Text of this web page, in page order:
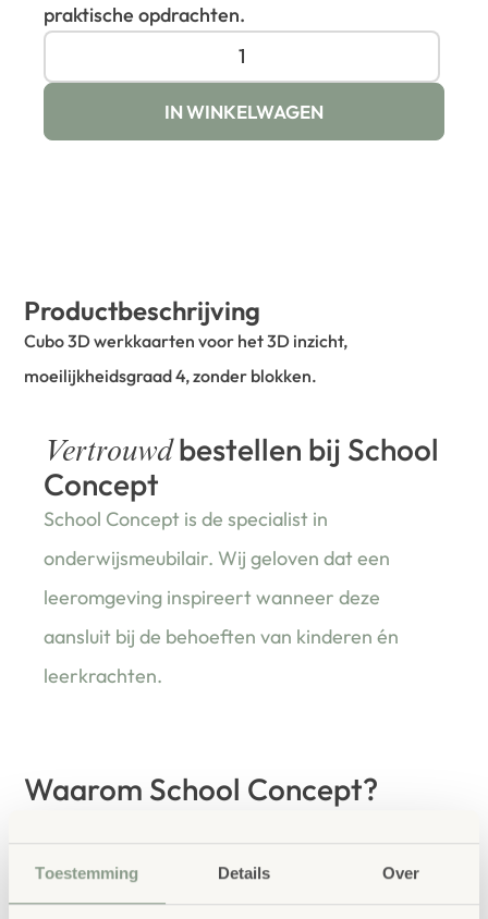
Toestemming Details Over
praktische opdrachten.
IN WINKELWAGEN
Productbeschrijving
Cubo 3D werkkaarten voor het 3D inzicht,
moeilijkheidsgraad 4, zonder blokken.
Vertrouwdbestellen bij School
Concept
School Concept is de specialist in
onderwijsmeubilair. Wij geloven dat een
leeromgeving inspireert wanneer deze
aansluit bij de behoeften van kinderen én
leerkrachten.
Waarom School Concept?
en onze ervaring
Kwaliteit : al ons school- en